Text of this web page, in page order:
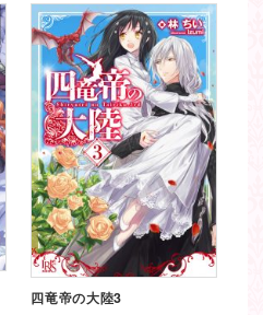
四竜帝の大陸3